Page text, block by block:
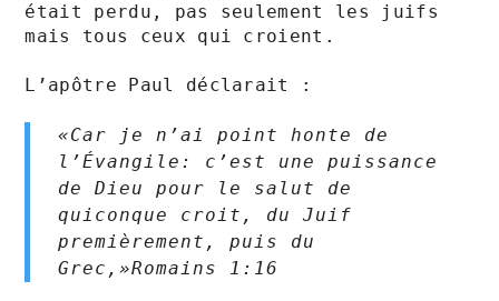
était perdu, pas seulement les juifs
mais tous ceux qui croient.
L’apôtre Paul déclarait :
«Car je n’ai point honte de
l’Évangile: c’est une puissance
de Dieu pour le salut de
quiconque croit, du Juif
premièrement, puis du
Grec,»Romains‬ ‭1‬:‭16‬ ‭